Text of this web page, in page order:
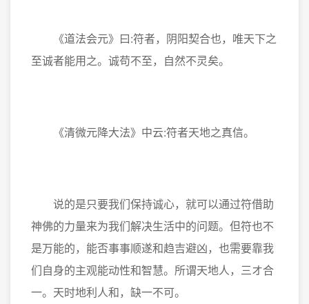
《道法会元》曰:符者，阴阳契合也，唯天下之
至诚者能用之。诚苟不至，自然不灵矣。
《清微元降大法》中云:符者天地之真信。
说的是只要我们保持诚心，就可以通过符借助
神佛的力量来为我们解决生活中的问题。但符也不
是万能的，能否事事顺遂和趋吉避凶，也需要靠我
们自身的主观能动性和智慧。所谓天地人，三オ合
一。天时地利人和，缺一不可。